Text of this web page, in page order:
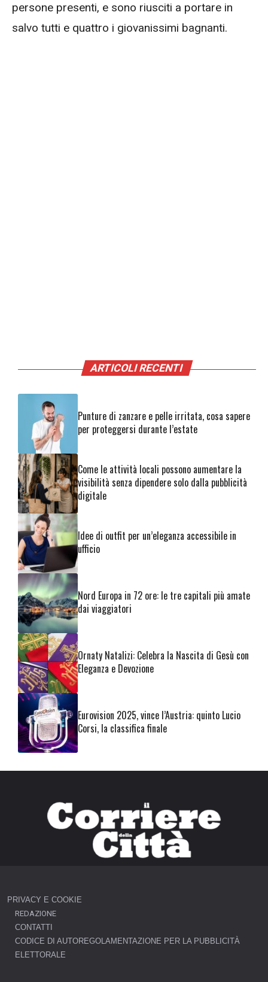
persone presenti, e sono riusciti a portare in
salvo tutti e quattro i giovanissimi bagnanti.
ARTICOLI RECENTI
Punture di zanzare e pelle irritata, cosa sapere
per proteggersi durante l’estate
Come le attività locali possono aumentare la
visibilità senza dipendere solo dalla pubblicità
digitale
Idee di outfit per un’eleganza accessibile in
ufficio
Nord Europa in 72 ore: le tre capitali più amate
dai viaggiatori
Ornaty Natalizi: Celebra la Nascita di Gesù con
Eleganza e Devozione
Eurovision 2025, vince l’Austria: quinto Lucio
Corsi, la classifica finale
PRIVACY E COOKIE
REDAZIONE
CONTATTI
CODICE DI AUTOREGOLAMENTAZIONE PER LA PUBBLICITÀ
ELETTORALE